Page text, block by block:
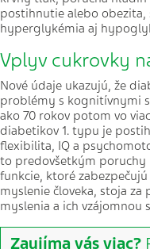
postihnutie alebo obezita,
hyperglykémia aj
Vplyv cukrovky
Nové údaje ukazujú, že
problémy s kognitívnymi
ako 70 rokov potom vo
diabetikov 1. typu je
flexibilita, IQ a
to predovšetkým poruchy
funkcie, ktoré
myslenie človeka, stoja
myslenia a ich vzájomnou
Zaujíma vás viac?